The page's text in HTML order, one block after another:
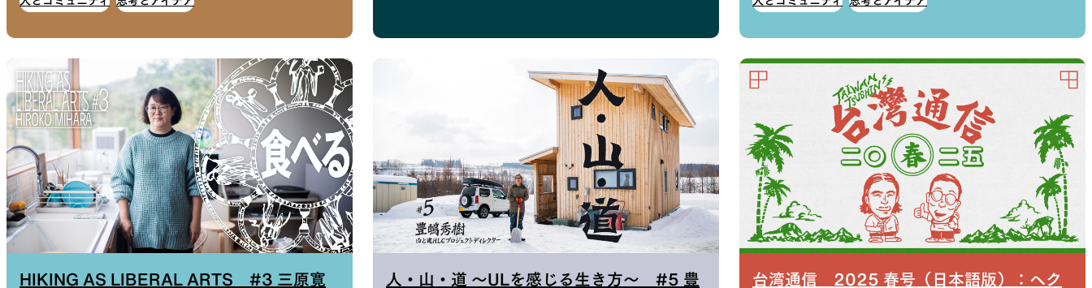
HIKING AS LIBERAL ARTS #3 三原寛
人・山・道 〜ULを感じる生き方〜 #5 豊
台湾通信 2025 春号（日本語版）：ヘク